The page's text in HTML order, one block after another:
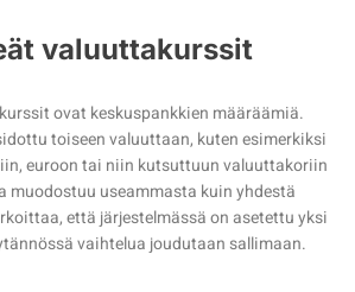
valuuttakurssit
ovat keskuspankkien määräämiä.
toiseen valuuttaan, kuten esimerkiksi
euroon tai niin kutsuttuun valuuttakoriin
muodostuu useammasta kuin yhdestä
että järjestelmässä on asetettu yksi
vaihtelua joudutaan sallimaan.